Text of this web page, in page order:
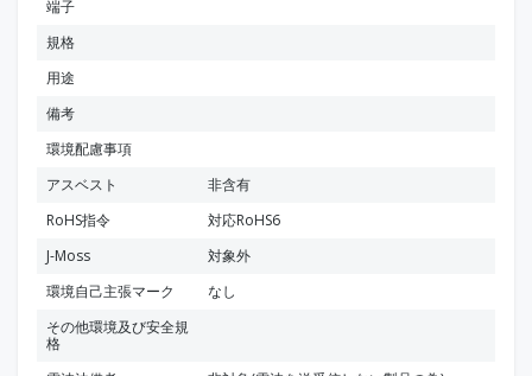
端子
規格
用途
備考
環境配慮事項
アスベスト
非含有
RoHS指令
対応RoHS6
J-Moss
対象外
環境自己主張マーク
なし
その他環境及び安全規
格